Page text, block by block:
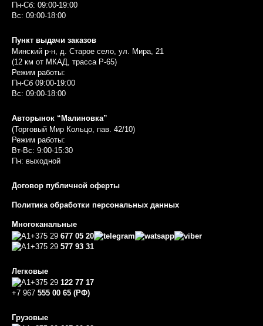
Пн-Сб: 09:00-19:00
Вс: 09:00-18:00
Пункт выдачи заказов
Минский р-н, д. Старое село, ул. Мира, 21
(12 км от МКАД, трасса P-65)
Режим работы:
Пн-Сб 09:00-19:00
Вс: 09:00-18:00
Авторынок “Малиновка”
(Торговый Мир Кольцо, пав. 42/10)
Режим работы:
Вт-Вс: 9:00-15:30
Пн: выходной
Договор публичной оферты
Политика обработки персональных данных
Многоканальные
+375 29 677 05 20
+375 29 577 93 31
Легковые
+375 29 122 77 17
+7 967 555 00 65 (РФ)
Грузовые